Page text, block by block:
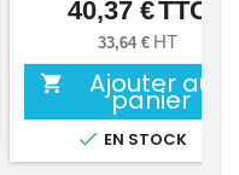
Prix
40,37 €TTC
33,64 € HT
 Ajouter au
panier
 EN STOCK